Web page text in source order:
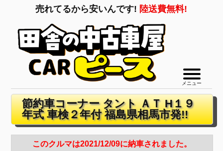
売れてるから安いんです! 陸送費無料!
メニュー
節約車コーナー タント ＡＴ H１９
年式 車検２年付 福島県相馬市発!!
このクルマは2021/12/09に納車されました。